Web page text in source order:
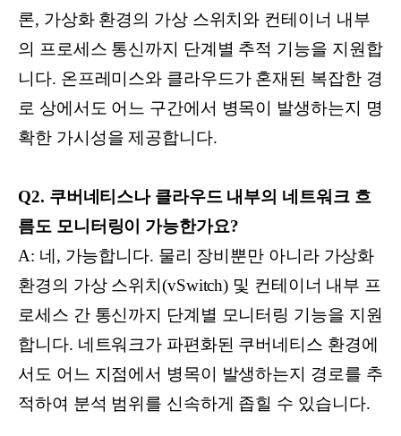
론, 가상화 환경의 가상 스위치와 컨테이너 내부
의 프로세스 통신까지 단계별 추적 기능을 지원합
니다. 온프레미스와 클라우드가 혼재된 복잡한 경
로 상에서도 어느 구간에서 병목이 발생하는지 명
확한 가시성을 제공합니다.
Q2. 쿠버네티스나 클라우드 내부의 네트워크 흐
름도 모니터링이 가능한가요?
A: 네, 가능합니다. 물리 장비뿐만 아니라 가상화
환경의 가상 스위치(vSwitch) 및 컨테이너 내부 프
로세스 간 통신까지 단계별 모니터링 기능을 지원
합니다. 네트워크가 파편화된 쿠버네티스 환경에
서도 어느 지점에서 병목이 발생하는지 경로를 추
적하여 분석 범위를 신속하게 좁힐 수 있습니다.